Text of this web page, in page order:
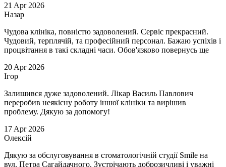
21 Apr 2026
Назар
Чудова клініка, повністю задоволений. Сервіс прекрасний.
Чудовий, терплячій, та професійний персонал. Бажаю успіхів і
процвітання в такі складні часи. Обов'язково повернусь ще
20 Apr 2026
Ігор
Залишився дуже задоволений. Лікар Василь Павлович
переробив неякісну роботу іншої клініки та вирішив
проблему. Дякую за допомогу!
17 Apr 2026
Олексій
Дякую за обслуговування в стоматологічній студії Smile на
вул. Петра Сагайдачного. Зустрічають доброзичливі і уважні